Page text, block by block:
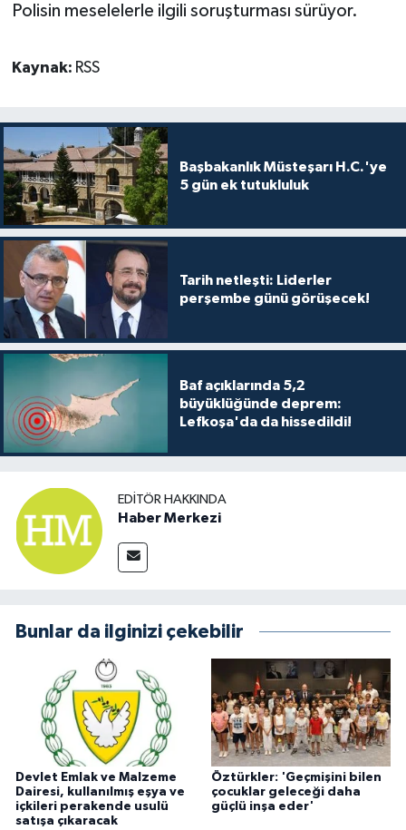
Polisin meselelerle ilgili soruşturması sürüyor.
Kaynak: RSS
Başbakanlık Müsteşarı H.C.'ye
5 gün ek tutukluluk
Tarih netleşti: Liderler
perşembe günü görüşecek!
Baf açıklarında 5,2
büyüklüğünde deprem:
Lefkoşa'da da hissedildi!
EDITÖR HAKKINDA
Haber Merkezi
Bunlar da ilginizi çekebilir
Devlet Emlak ve Malzeme
Dairesi, kullanılmış eşya ve
içkileri perakende usulü
satışa çıkaracak
Öztürkler: 'Geçmişini bilen
çocuklar geleceği daha
güçlü inşa eder'
YAŞAM